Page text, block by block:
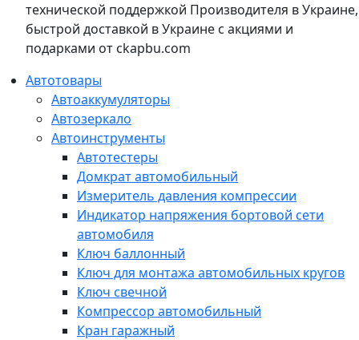
технической поддержкой Производителя в Украине,
быстрой доставкой в Украине с акциями и
подарками от ckapbu.com
Автотовары
Автоаккумуляторы
Автозеркало
Автоинструменты
Автотестеры
Домкрат автомобильный
Измеритель давления компрессии
Индикатор напряжения бортовой сети
автомобиля
Ключ баллонный
Ключ для монтажа автомобильных кругов
Ключ свечной
Компрессор автомобильный
Кран гаражный